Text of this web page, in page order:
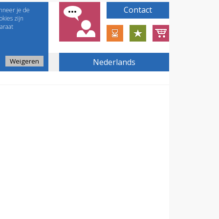
je de
zijn
Weigeren Nederlands
Contact